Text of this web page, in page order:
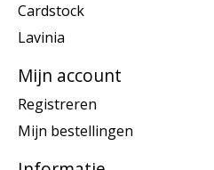
Cardstock
Lavinia
Mijn account
Registreren
Mijn bestellingen